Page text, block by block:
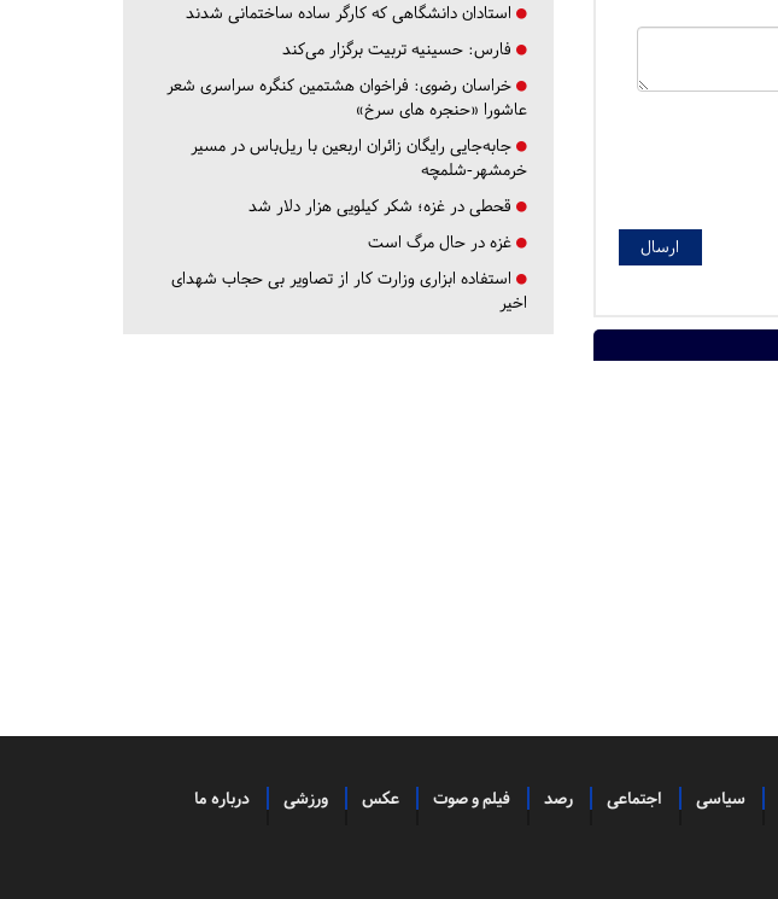
استادان دانشگاهی که کارگر ساده ساختمانی شدند
فارس: حسینیه تربیت برگزار می‌کند
خراسان رضوی: فراخوان هشتمین کنگره سراسری شعر
عاشورا «حنجره های سرخ»
جابه‌جایی رایگان زائران اربعین با ریل‌باس در مسیر
خرمشهر-شلمچه
قحطی در غزه؛ شکر کیلویی هزار دلار شد
غزه در حال مرگ است
استفاده ابزاری وزارت کار از تصاویر بی حجاب شهدای
اخیر
سیاسی اجتماعی رصد فیلم و صوت عکس ورزشی درباره ما